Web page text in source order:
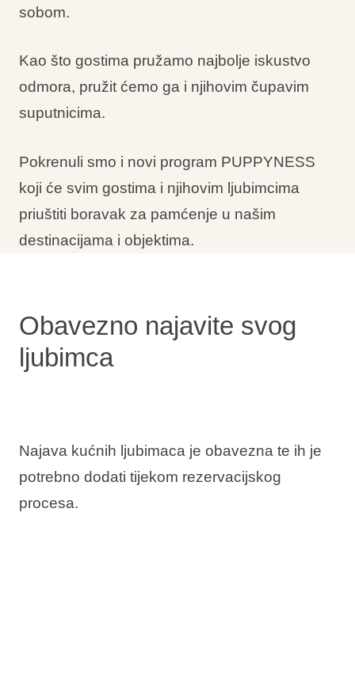
sobom.
Kao što gostima pružamo najbolje iskustvo
odmora, pružit ćemo ga i njihovim čupavim
suputnicima.
Pokrenuli smo i novi program PUPPYNESS
koji će svim gostima i njihovim ljubimcima
priuštiti boravak za pamćenje u našim
destinacijama i objektima.
Obavezno najavite svog
ljubimca
Najava kućnih ljubimaca je obavezna te ih je
potrebno dodati tijekom rezervacijskog
procesa.